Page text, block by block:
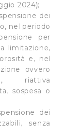
dettagli. Puoi
momento
rendere
di base quali
aree
i
analizzare il
2024);
dei
nel periodo
per
limitazione,
e, nel
ovvero
riattiva
sospesa o
dei
senza